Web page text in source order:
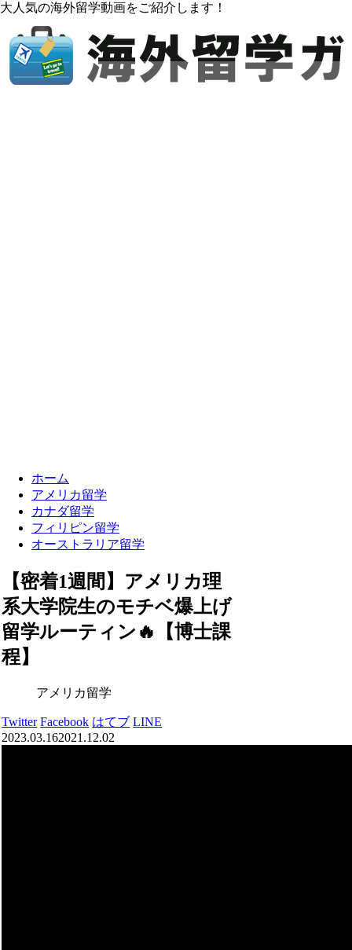
大人気の海外留学動画をご紹介します！
ホーム
アメリカ留学
カナダ留学
フィリピン留学
オーストラリア留学
【密着1週間】アメリカ理
系大学院生のモチベ爆上げ
留学ルーティン🔥【博士課
程】
アメリカ留学
Twitter Facebook はてブ LINE
2023.03.162021.12.02